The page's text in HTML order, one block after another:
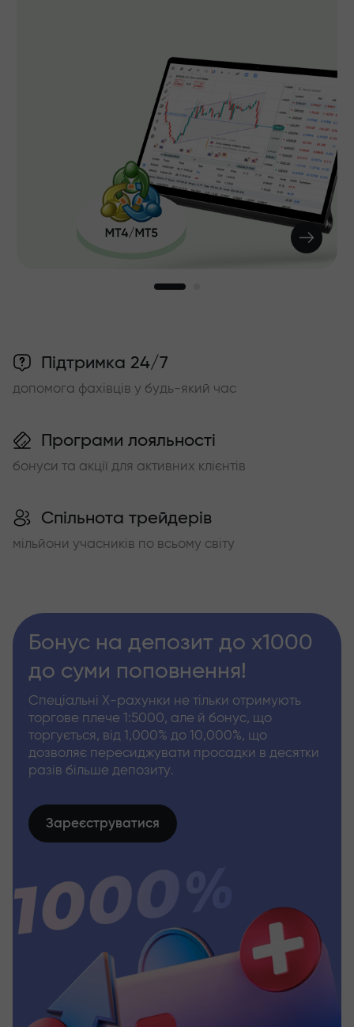
Підтримка 24/7
допомога фахівців у будь-який час
Програми лояльності
бонуси та акції для активних клієнтів
Спільнота трейдерів
мільйони учасників по всьому світу
Бонус на депозит до х1000
до суми поповнення!
Спеціальні Х-рахунки не тільки отримують
торгове плече 1:5000, але й бонус, що
торгується, від 1,000% до 10,000%, що
дозволяє пересиджувати просадки в десятки
разів більше депозиту.
Зареєструватися